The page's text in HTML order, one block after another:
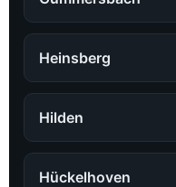
Heinsberg
Hilden
Hückelhoven